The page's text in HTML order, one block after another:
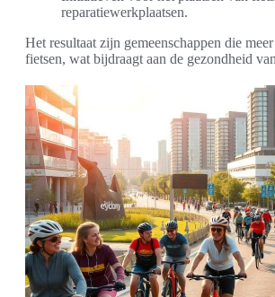
reparatiewerkplaatsen.
Het resultaat zijn gemeenschappen die
fietsen, wat bijdraagt aan de gezondheid